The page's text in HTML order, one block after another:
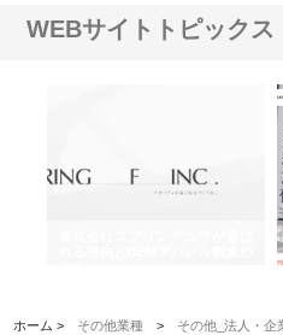
WEBサイトトピックス
ホーム > その他業種 > その他_法人・企